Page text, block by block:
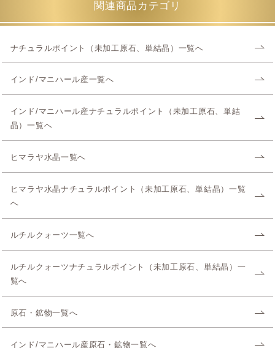
関連商品カテゴリ
ナチュラルポイント（未加工原石、単結晶）一覧へ
インド/マニハール産一覧へ
インド/マニハール産ナチュラルポイント（未加工原石、単結
晶）一覧へ
ヒマラヤ水晶一覧へ
ヒマラヤ水晶ナチュラルポイント（未加工原石、単結晶）一覧
へ
ルチルクォーツ一覧へ
ルチルクォーツナチュラルポイント（未加工原石、単結晶）一
覧へ
原石・鉱物一覧へ
インド/マニハール産原石・鉱物一覧へ